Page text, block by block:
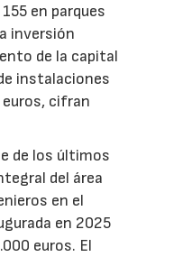
en parques
inversión
de la capital
instalaciones
cifran
de los últimos
del área
en el
en 2025
euros. El